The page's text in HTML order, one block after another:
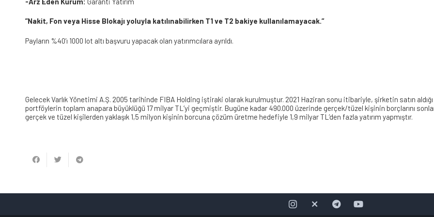
”Nakit, Fon veya Hisse Blokajı yoluyla katılınabilirken T1 ve T2 bakiye kullanılamayacak.”
Payların %40’ı 1000 lot altı başvuru yapacak olan yatırımcılara ayrıldı.
Gelecek Varlık Yönetimi A.Ş. 2005 tarihinde FIBA Holding iştiraki olarak kurulmuştur. 2021 Haziran sonu itibariyle, şirketin satın aldığı
portföylerin toplam anapara büyüklüğü 17 milyar TL’yi geçmiştir. Bugüne kadar 490.000 üzerinde gerçek/tüzel kişinin borçlarını
gerçek ve tüzel kişilerden yaklaşık 1,5 milyon kişinin borcuna çözüm üretme hedefiyle 1,9 milyar TL’den fazla yatırım yapmıştır.